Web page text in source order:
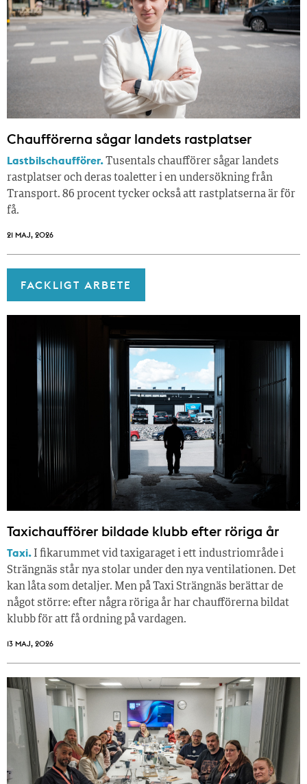
Chaufförerna sågar landets rastplatser
Lastbilschaufförer.Tusentals chaufförer sågar landets
rastplatser och deras toaletter i en undersökning från
Transport. 86 procent tycker också att rastplatserna är för
få.
21 MAJ, 2026
FACKLIGT ARBETE
Taxichaufförer bildade klubb efter röriga år
Taxi. I fikarummet vid taxigaraget i ett industriområde i
Strängnäs står nya stolar under den nya ventilationen. Det
kan låta som detaljer. Men på Taxi Strängnäs berättar de
något större: efter några röriga år har chaufförerna bildat
klubb för att få ordning på vardagen.
13 MAJ, 2026